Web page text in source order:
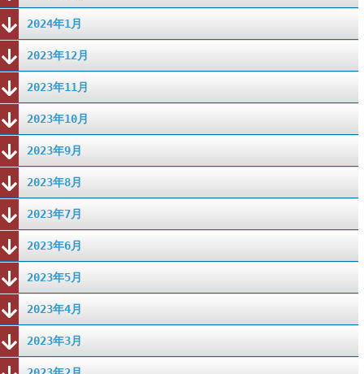
2024年1月
2023年12月
2023年11月
2023年10月
2023年9月
2023年8月
2023年7月
2023年6月
2023年5月
2023年4月
2023年3月